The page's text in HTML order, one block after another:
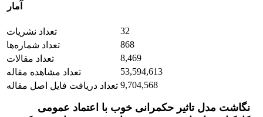
آمار
تعداد نشریات
32
تعداد شماره‌ها
868
تعداد مقالات
8,469
تعداد مشاهده مقاله
53,594,613
تعداد دریافت فایل اصل مقاله 9,704,568
نگاشت مدل تاثیر حکمرانی خوب با اعتماد عمومی